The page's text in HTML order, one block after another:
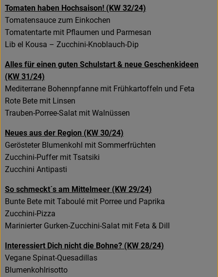
Tomaten haben Hochsaison! (KW 32/24)
Tomatensauce zum Einkochen
Tomatentarte mit Pflaumen und Parmesan
Lib el Kousa – Zucchini-Knoblauch-Dip
Alles für einen guten Schulstart & neue Geschenkideen
(KW 31/24)
Mediterrane Bohennpfanne mit Frühkartoffeln und Feta
Rote Bete mit Linsen
Trauben-Porree-Salat mit Walnüssen
Neues aus der Region (KW 30/24)
Gerösteter Blumenkohl mit Sommerfrüchten
Zucchini-Puffer mit Tsatsiki
Zucchini Antipasti
So schmeckt´s am Mittelmeer (KW 29/24)
Bunte Bete mit Taboulé mit Porree und Paprika
Zucchini-Pizza
Marinierter Gurken-Zucchini-Salat mit Feta & Dill
Interessiert Dich nicht die Bohne? (KW 28/24)
Vegane Spinat-Quesadillas
Blumenkohlrisotto